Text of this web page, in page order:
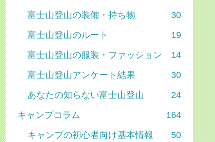
富士山登山の装備・持ち物
30
富士山登山のルート
19
富士山登山の服装・ファッション
14
富士山登山アンケート結果
30
あなたの知らない富士山登山
24
キャンプコラム
164
キャンプの初心者向け基本情報
50